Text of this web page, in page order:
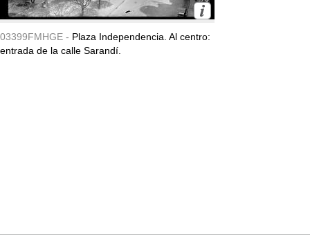
03399FMHGE - Plaza Independencia. Al centro:
entrada de la calle Sarandí.